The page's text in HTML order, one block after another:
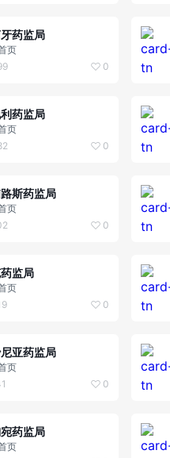
药监局
页
0
药监局
页
0
斯药监局
页
0
监局
页
0
亚药监局
页
0
药监局
页